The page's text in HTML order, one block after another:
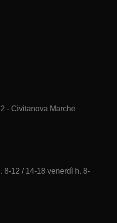
- Civitanova Marche
8-12 / 14-18 venerdì h. 8-